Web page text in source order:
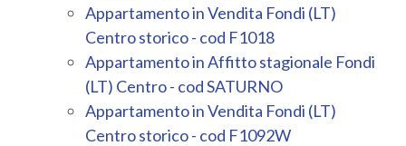
Appartamento in Vendita Fondi (LT)
Centro storico - cod F1018
Appartamento in Affitto stagionale Fondi
(LT) Centro - cod SATURNO
Appartamento in Vendita Fondi (LT)
Centro storico - cod F1092W